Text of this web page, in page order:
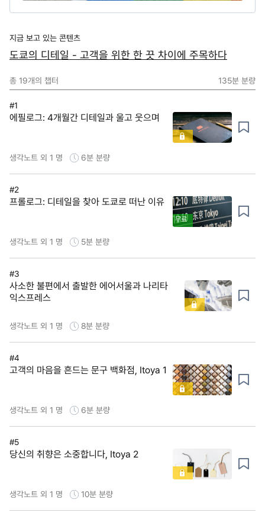
지금 보고 있는 콘텐츠
도쿄의 디테일 - 고객을 위한 한 끗 차이에 주목하다
총 19개의 챕터 135분 분량
#1
에필로그: 4개월간 디테일과 울고 웃으며
생각노트 외 1 명 6분 분량
#2
프롤로그: 디테일을 찾아 도쿄로 떠난 이유
무료
생각노트 외 1 명 5분 분량
#3
사소한 불편에서 출발한 에어서울과 나리타
익스프레스
생각노트 외 1 명 8분 분량
#4
고객의 마음을 흔드는 문구 백화점, Itoya 1
생각노트 외 1 명 6분 분량
#5
당신의 취향은 소중합니다, Itoya 2
생각노트 외 1 명 10분 분량